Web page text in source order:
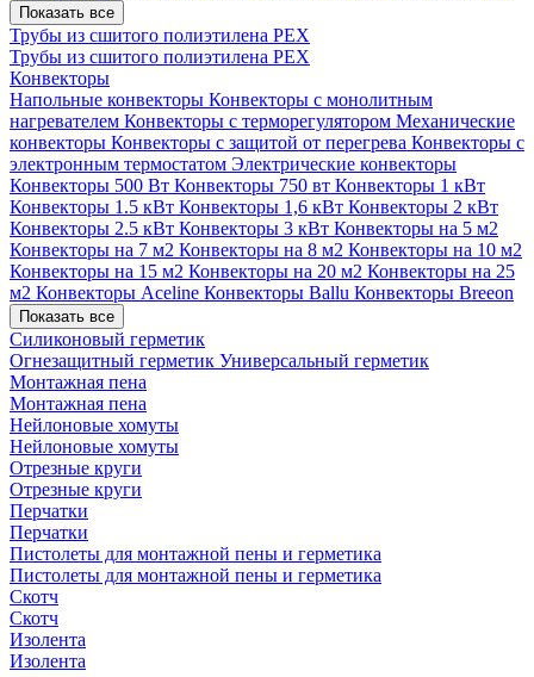
Показать все
Трубы из сшитого полиэтилена PEX
Трубы из сшитого полиэтилена PEX
Конвекторы
Напольные конвекторы Конвекторы с монолитным
нагревателем Конвекторы с терморегулятором Механические
конвекторы Конвекторы с защитой от перегрева Конвекторы с
электронным термостатом Электрические конвекторы
Конвекторы 500 Вт Конвекторы 750 вт Конвекторы 1 кВт
Конвекторы 1.5 кВт Конвекторы 1,6 кВт Конвекторы 2 кВт
Конвекторы 2.5 кВт Конвекторы 3 кВт Конвекторы на 5 м2
Конвекторы на 7 м2 Конвекторы на 8 м2 Конвекторы на 10 м2
Конвекторы на 15 м2 Конвекторы на 20 м2 Конвекторы на 25
м2 Конвекторы Aceline Конвекторы Ballu Конвекторы Breeon
Показать все
Силиконовый герметик
Огнезащитный герметик Универсальный герметик
Монтажная пена
Монтажная пена
Нейлоновые хомуты
Нейлоновые хомуты
Отрезные круги
Отрезные круги
Перчатки
Перчатки
Пистолеты для монтажной пены и герметика
Пистолеты для монтажной пены и герметика
Скотч
Скотч
Изолента
Изолента